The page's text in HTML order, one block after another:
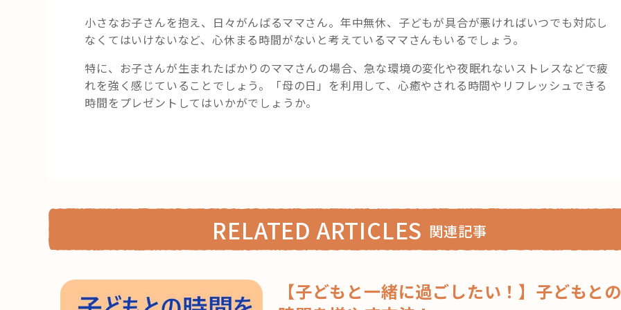
小さなお子さんを抱え、日々がんばるママさん。年中無休、子どもが具合が悪ければいつでも対応し
なくてはいけないなど、心休まる時間がないと考えているママさんもいるでしょう。
特に、お子さんが生まれたばかりのママさんの場合、急な環境の変化や夜眠れないストレスなどで疲
れを強く感じていることでしょう。「母の日」を利用して、心癒やされる時間やリフレッシュできる
時間をプレゼントしてはいかがでしょうか。
RELATED ARTICLES 関連記事
【子どもと一緒に過ごしたい！】子どもと